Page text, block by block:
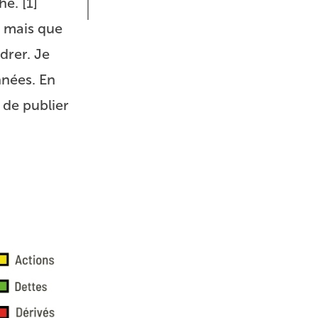
mais que
Je
En
publier